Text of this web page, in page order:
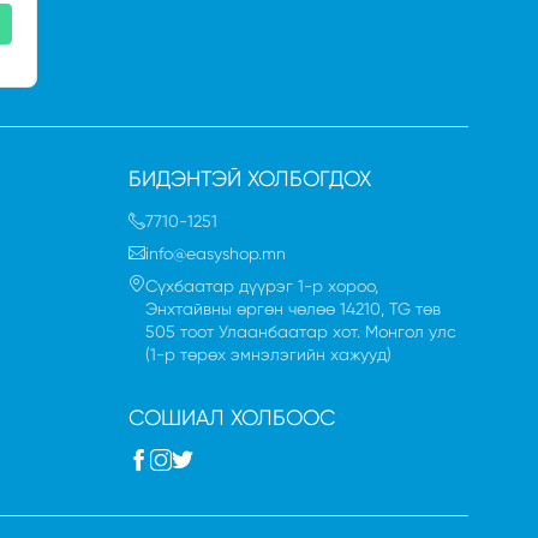
БИДЭНТЭЙ ХОЛБОГДОХ
7710-1251
info@easyshop.mn
Сүхбаатар дүүрэг 1-р хороо,
Энхтайвны өргөн чөлөө 14210, TG төв
505 тоот Улаанбаатар хот. Монгол улc
(1-р төрөх эмнэлэгийн хажууд)
СОШИАЛ ХОЛБООС